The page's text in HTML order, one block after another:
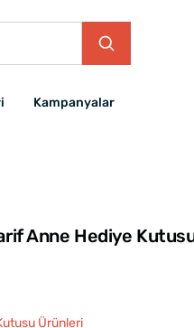
Kampanyalar
Anne Hediye
Ürünleri